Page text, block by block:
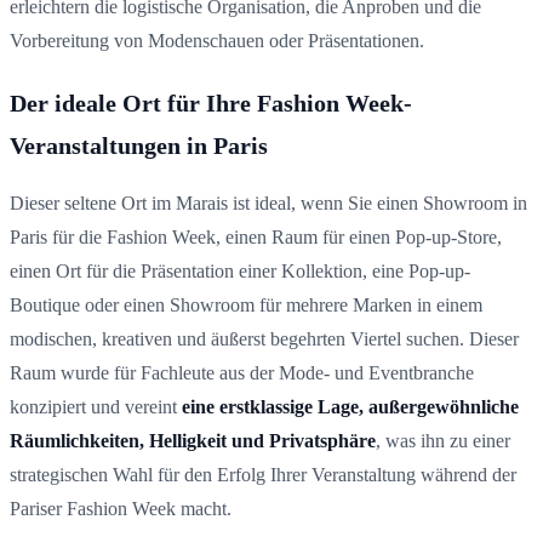
erleichtern die logistische Organisation, die Anproben und die
Vorbereitung von Modenschauen oder Präsentationen.
Der ideale Ort für Ihre Fashion Week-
Veranstaltungen in Paris
Dieser seltene Ort im Marais ist ideal, wenn Sie einen Showroom in
Paris für die Fashion Week, einen Raum für einen Pop-up-Store,
einen Ort für die Präsentation einer Kollektion, eine Pop-up-
Boutique oder einen Showroom für mehrere Marken in einem
modischen, kreativen und äußerst begehrten Viertel suchen. Dieser
Raum wurde für Fachleute aus der Mode- und Eventbranche
konzipiert und vereint eine erstklassige Lage, außergewöhnliche
Räumlichkeiten, Helligkeit und Privatsphäre, was ihn zu einer
strategischen Wahl für den Erfolg Ihrer Veranstaltung während der
Pariser Fashion Week macht.